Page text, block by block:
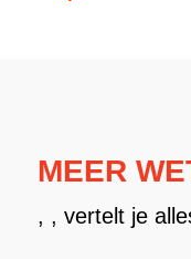
MEER
, , vertelt je